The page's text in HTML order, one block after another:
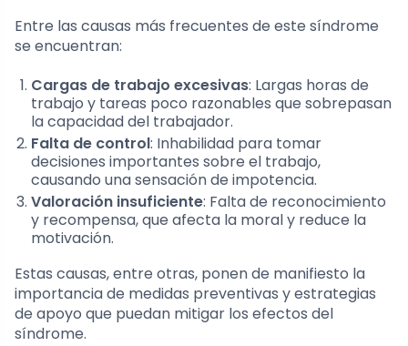
Entre las causas más frecuentes de este síndrome
se encuentran:
Cargas de trabajo excesivas: Largas horas de
trabajo y tareas poco razonables que sobrepasan
la capacidad del trabajador.
Falta de control: Inhabilidad para tomar
decisiones importantes sobre el trabajo,
causando una sensación de impotencia.
Valoración insuficiente: Falta de reconocimiento
y recompensa, que afecta la moral y reduce la
motivación.
Estas causas, entre otras, ponen de manifiesto la
importancia de medidas preventivas y estrategias
de apoyo que puedan mitigar los efectos del
síndrome.